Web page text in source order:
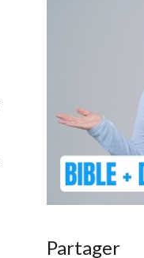
Partager